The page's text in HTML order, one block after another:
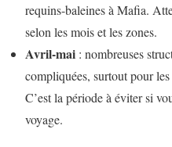
requins-baleines à Mafia.
selon les mois et les zones.
Avril-mai : nombreuses
compliquées, surtout pour
C’est la période à éviter si
voyage.